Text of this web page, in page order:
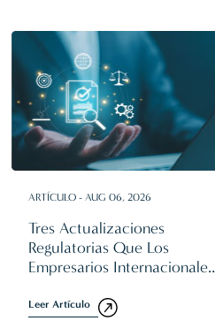
ARTÍCULO - AUG 06, 2026
Tres Actualizaciones
Regulatorias Que Los
Empresarios Internacionales
Leer Artículo